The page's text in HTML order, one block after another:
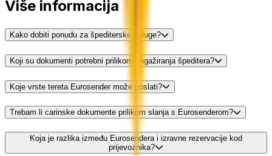
Više informacija
Kako dobiti ponudu za špediterske usluge?
Koji su dokumenti potrebni prilikom angažiranja špeditera?
Koje vrste tereta Eurosender može poslati?
Trebam li carinske dokumente prilikom slanja s Eurosenderom?
Koja je razlika između Eurosendera i izravne rezervacije kod
prijevoznika?